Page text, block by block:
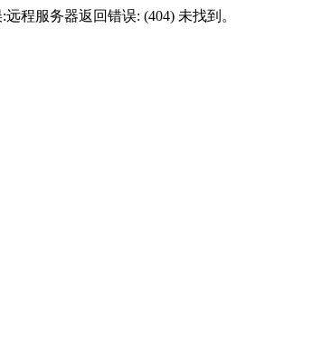
程服务器返回错误: (404) 未找到。